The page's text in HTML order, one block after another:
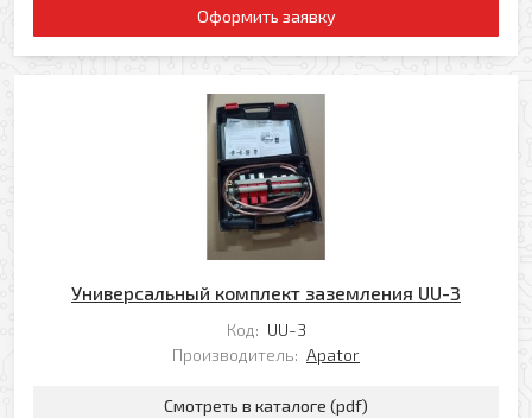
Оформить заявку
Универсальный комплект заземления UU-3
Код: UU-3
Производитель: Apator
Смотреть в каталоге (pdf)